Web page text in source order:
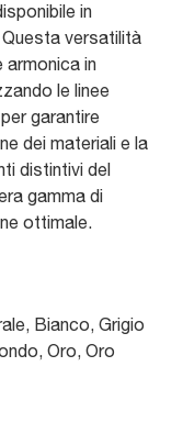
in
versatilità
in
le linee
garantire
dei materiali e la
distintivi del
gamma di
ottimale.
Bianco, Grigio
Oro, Oro